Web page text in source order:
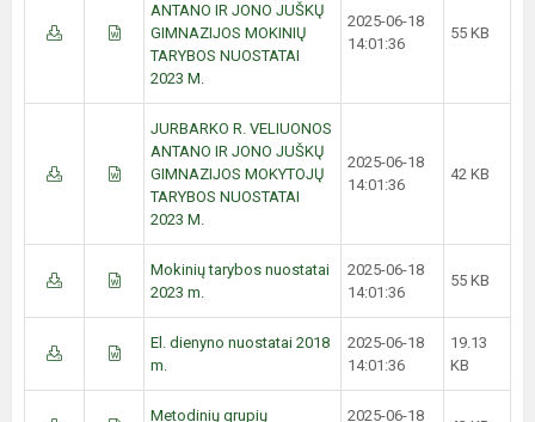
ANTANO IR JONO JUŠKŲ
GIMNAZIJOS MOKINIŲ
TARYBOS NUOSTATAI
2023 M.
2025-06-18
14:01:36
55 KB
JURBARKO R. VELIUONOS
ANTANO IR JONO JUŠKŲ
GIMNAZIJOS MOKYTOJŲ
TARYBOS NUOSTATAI
2023 M.
2025-06-18
14:01:36
42 KB
Mokinių tarybos nuostatai
2023 m.
2025-06-18
14:01:36
55 KB
El. dienyno nuostatai 2018
m.
2025-06-18
14:01:36
19.13
KB
Metodinių grupių
2025-06-18